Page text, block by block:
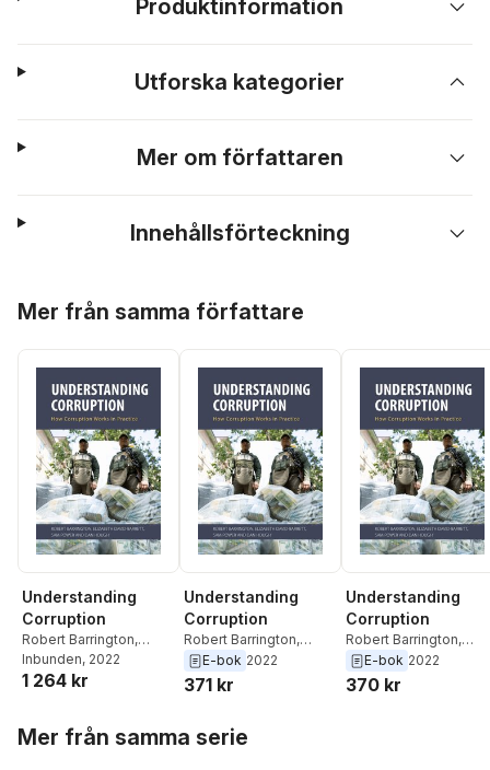
Produktinformation
Utforska kategorier
Mer om författaren
Innehållsförteckning
Mer från samma författare
Understanding
Corruption
Robert Barrington,
Elizabeth David-Barrett
Sam Power
Inbunden, 2022
1 264 kr
Understanding
Corruption
Robert Barrington,
Elizabeth David-Barrett
Sam Power
E-bok 2022
371 kr
Understanding
Corruption
Robert Barrington,
Elizabeth David-
Sam Power
E-bok 2022
370 kr
Mer från samma serie